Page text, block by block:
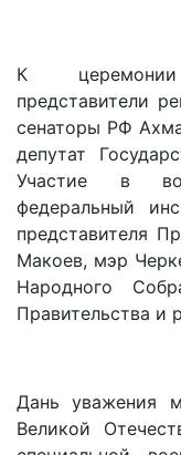
К
представители
сенаторы РФ
депутат
Участие в
федеральный
представителя
Макоев, мэр
Народного
Правительства и
Дань уважения
Великой